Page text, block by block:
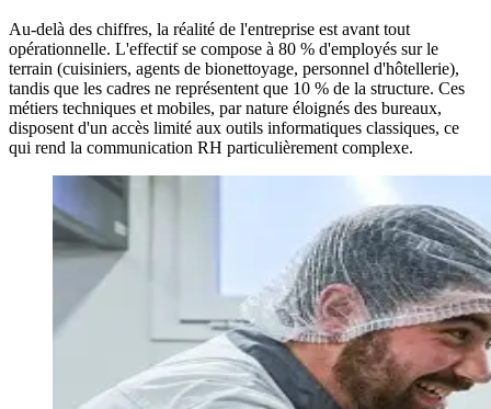
Au-delà des chiffres, la réalité de l'entreprise est avant tout
opérationnelle. L'effectif se compose à 80 % d'employés sur le
terrain (cuisiniers, agents de bionettoyage, personnel d'hôtellerie),
tandis que les cadres ne représentent que 10 % de la structure. Ces
métiers techniques et mobiles, par nature éloignés des bureaux,
disposent d'un accès limité aux outils informatiques classiques, ce
qui rend la communication RH particulièrement complexe.